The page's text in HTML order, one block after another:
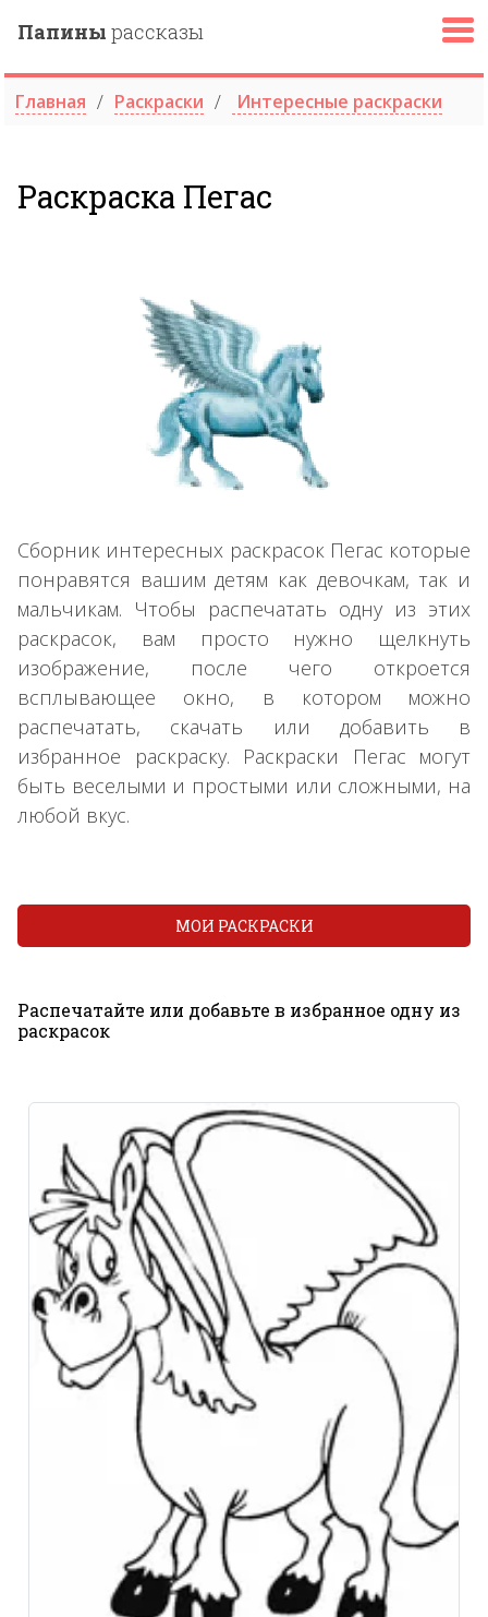
Папины рассказы
Главная Раскраски Интересные раскраски
Раскраска Пегас
Сборник интересных раскрасок Пегас которые
понравятся вашим детям как девочкам, так и
мальчикам. Чтобы распечатать одну из этих
раскрасок, вам просто нужно щелкнуть
изображение, после чего откроется
всплывающее окно, в котором можно
распечатать, скачать или добавить в
избранное раскраску. Раскраски Пегас могут
быть веселыми и простыми или сложными, на
любой вкус.
Распечатайте или добавьте в избранное одну из
раскрасок
МОИ РАСКРАСКИ